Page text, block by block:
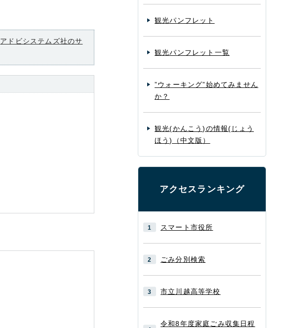
アドビシステムズ社のサ
観光パンフレット
観光パンフレット一覧
”ウォーキング”始めてみません
か？
観光(かんこう)の情報(じょう
ほう)（中文版）
アクセスランキング
スマート市役所
ごみ分別検索
市立川越高等学校
令和8年度家庭ごみ収集日程